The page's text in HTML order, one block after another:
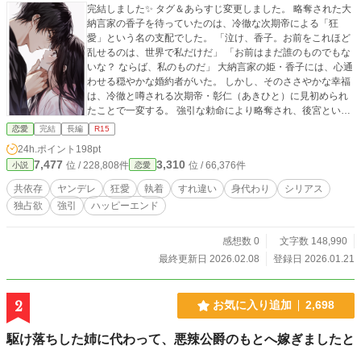
完結しました✨ タグ＆あらすじ変更しました。 略奪された大
納言家の香子を待っていたのは、冷徹な次期帝による「狂
愛」という名の支配でした。 「泣け、香子。お前をこれほど
乱せるのは、世界で私だけだ」 「お前はまだ誰のものでもな
いな？ ならば、私のものだ」 大納言家の姫・香子には、心通
わせる穏やかな婚約者がいた。 しかし、そのささやかな幸福
は、冷徹と噂される次期帝・彰仁（あきひと）に見初められ
たことで一変する。 強引な勅命により略奪され、後宮という
名の檻に閉じ込められた香子。 夜ごとの契りで身体を繋が
れ、元婚約者への想いすら「不義」として塗り潰されてい
く。 恐怖に震える香子だったが、閉ざされた寝所で待ってい
たのは、想像を絶するほど重く、激しい寵愛で……？ 「痛く
はしない。……お前が私のことしか考えられなくなるまで、
何度でも教え込もう」 逃げ場のない愛に心が絡め取られてい
く中、彰仁は香子を守るため、「ある残酷な嘘」を用いて彼
し、「帝なしでは息もできない」状態へ作り変えるための、
狂気じみた遊戯だった。 「一生、私の腕の中で溺れていろ」
毒に溶かされていく――。 ★最後は極上のハッピーエンドで
す。 ※AI画像を使用しています。
恋愛 完結 長編 R15
24h.ポイント 198pt
小説 7,477 位 / 228,808件 恋愛 3,310 位 / 66,376件
共依存 ヤンデレ 狂愛 執着 すれ違い 身代わり
シリアス
独占欲
強引 ハッピーエンド
感想数 0
文字数 148,990
最終更新日 2026.02.08
登録日 2026.01.21
2 お気に入り追加 2,698
駆け落ちした姉に代わって、悪辣公爵のもとへ嫁ぎましたと